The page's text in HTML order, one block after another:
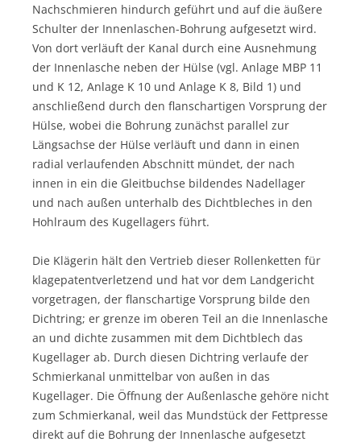
Nachschmieren hindurch geführt und auf die äußere
Schulter der Innenlaschen-Bohrung aufgesetzt wird.
Von dort verläuft der Kanal durch eine Ausnehmung
der Innenlasche neben der Hülse (vgl. Anlage MBP 11
und K 12, Anlage K 10 und Anlage K 8, Bild 1) und
anschließend durch den flanschartigen Vorsprung der
Hülse, wobei die Bohrung zunächst parallel zur
Längsachse der Hülse verläuft und dann in einen
radial verlaufenden Abschnitt mündet, der nach
innen in ein die Gleitbuchse bildendes Nadellager
und nach außen unterhalb des Dichtbleches in den
Hohlraum des Kugellagers führt.
Die Klägerin hält den Vertrieb dieser Rollenketten für
klagepatentverletzend und hat vor dem Landgericht
vorgetragen, der flanschartige Vorsprung bilde den
Dichtring; er grenze im oberen Teil an die Innenlasche
an und dichte zusammen mit dem Dichtblech das
Kugellager ab. Durch diesen Dichtring verlaufe der
Schmierkanal unmittelbar von außen in das
Kugellager. Die Öffnung der Außenlasche gehöre nicht
zum Schmierkanal, weil das Mundstück der Fettpresse
direkt auf die Bohrung der Innenlasche aufgesetzt